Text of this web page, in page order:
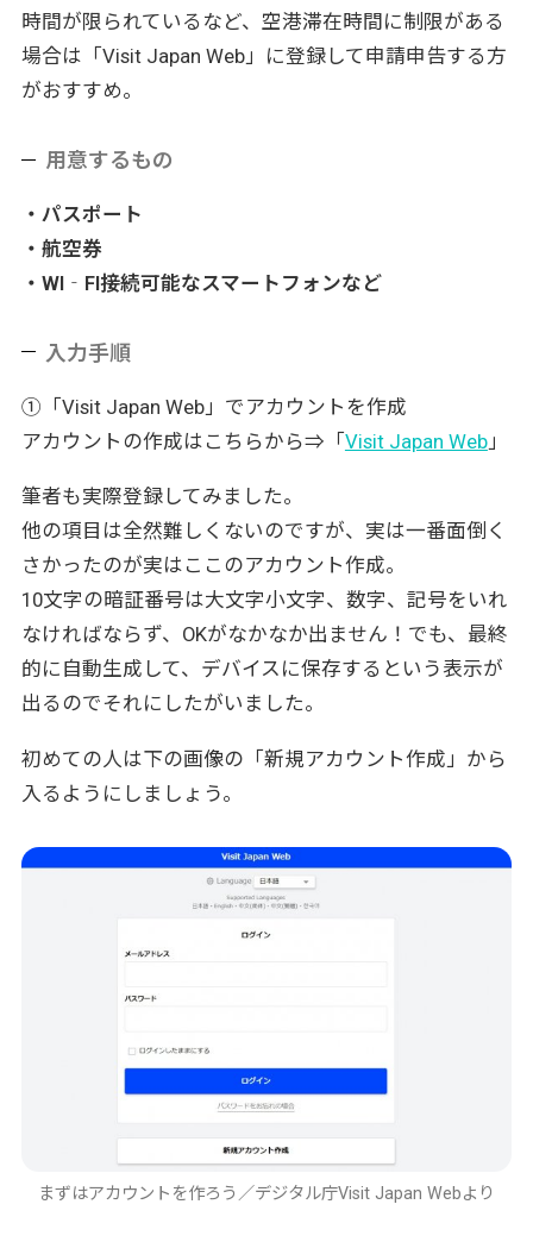
時間が限られているなど、空港滞在時間に制限がある
場合は「Visit Japan Web」に登録して申請申告する方
がおすすめ。
用意するもの
・パスポート
・航空券
・WI‐FI接続可能なスマートフォンなど
入力手順
①「Visit Japan Web」でアカウントを作成
アカウントの作成はこちらから⇒「Visit Japan Web」
筆者も実際登録してみました。
他の項目は全然難しくないのですが、実は一番面倒く
さかったのが実はここのアカウント作成。
10文字の暗証番号は大文字小文字、数字、記号をいれ
なければならず、OKがなかなか出ません！でも、最終
的に自動生成して、デバイスに保存するという表示が
出るのでそれにしたがいました。
初めての人は下の画像の「新規アカウント作成」から
入るようにしましょう。
まずはアカウントを作ろう／デジタル庁Visit Japan Webより